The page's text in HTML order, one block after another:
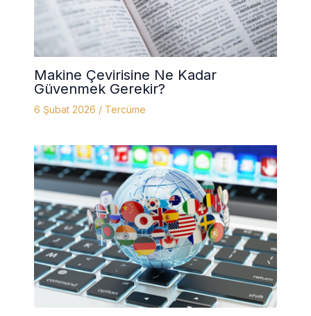
Makine Çevirisine Ne Kadar
Güvenmek Gerekir?
6 Şubat 2026 / Tercüme